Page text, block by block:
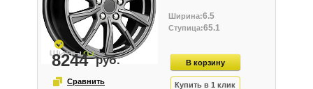
6.5
65.1
8244